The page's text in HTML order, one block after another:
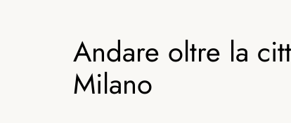
Andare oltre la
Milano